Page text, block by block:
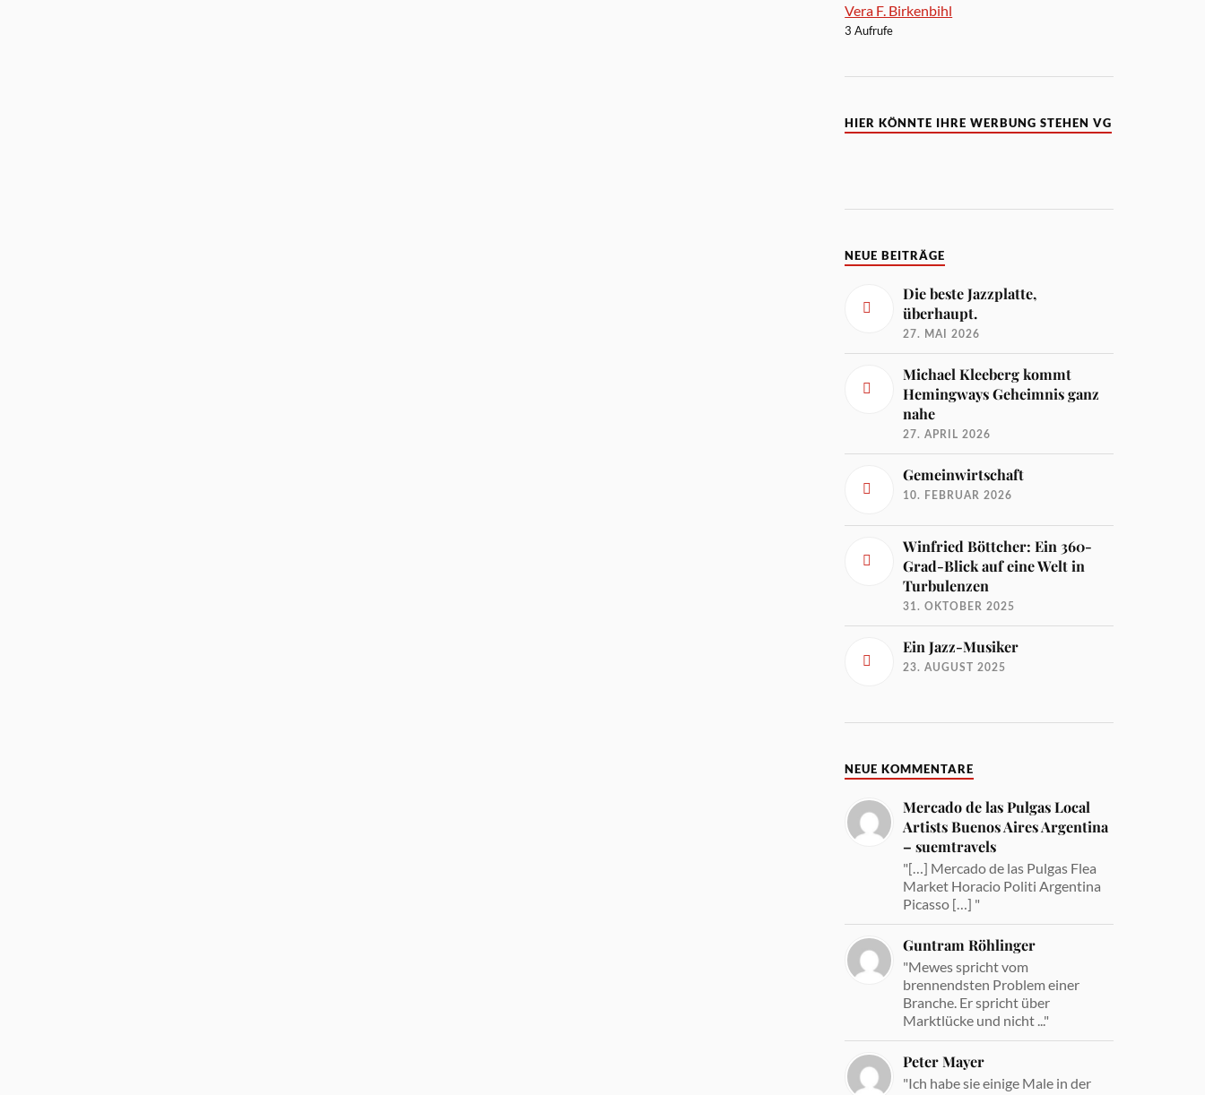
Vera F. Birkenbihl
3 Aufrufe
HIER KÖNNTE IHRE WERBUNG STEHEN VG
NEUE BEITRÄGE
Die beste Jazzplatte,
überhaupt.
27. MAI 2026
Michael Kleeberg kommt
Hemingways Geheimnis ganz
nahe
27. APRIL 2026
Gemeinwirtschaft
10. FEBRUAR 2026
Winfried Böttcher: Ein 360-
Grad-Blick auf eine Welt in
Turbulenzen
31. OKTOBER 2025
Ein Jazz-Musiker
23. AUGUST 2025
NEUE KOMMENTARE
Mercado de las Pulgas Local
Artists Buenos Aires Argentina
– suemtravels
"[…] Mercado de las Pulgas Flea
Market Horacio Politi Argentina
Picasso […] "
Guntram Röhlinger
"Mewes spricht vom
brennendsten Problem einer
Branche. Er spricht über
Marktlücke und nicht ..."
Peter Mayer
"Ich habe sie einige Male in der